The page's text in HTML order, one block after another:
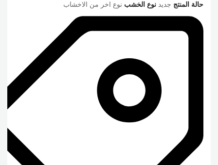
حالة المنتج جديد نوع الخشب نوع اخر من الاخشاب